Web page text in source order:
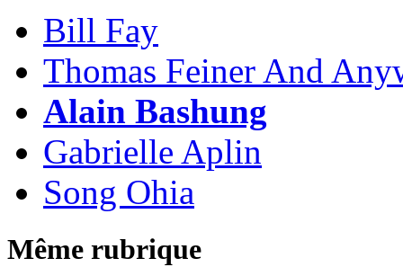
Bill Fay
Thomas Feiner And
Alain Bashung
Gabrielle Aplin
Song Ohia
Même rubrique